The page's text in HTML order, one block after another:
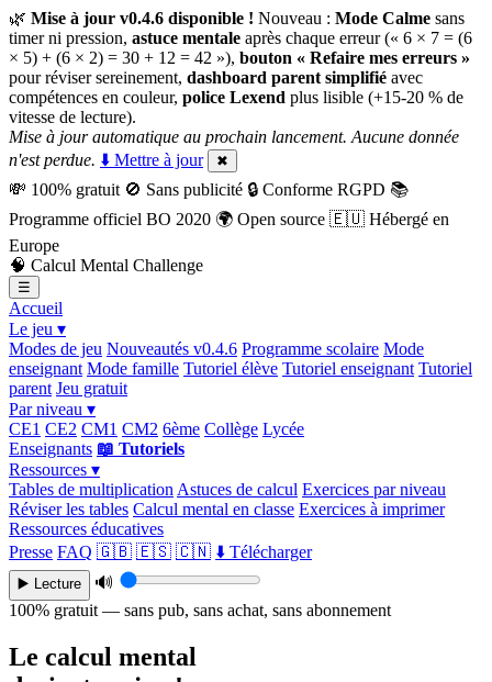
🌿 Mise à jour v0.4.6 disponible ! Nouveau : Mode Calme sans
timer ni pression, astuce mentale après chaque erreur (« 6 × 7 = (6
× 5) + (6 × 2) = 30 + 12 = 42 »), bouton « Refaire mes erreurs »
pour réviser sereinement, dashboard parent simplifié avec
compétences en couleur, police Lexend plus lisible (+15-20 % de
vitesse de lecture).
Mise à jour automatique au prochain lancement. Aucune donnée
n'est perdue. ⬇️ Mettre à jour ✖
💸 100% gratuit 🚫 Sans publicité 🔒 Conforme RGPD 📚
Programme officiel BO 2020 🌍 Open source 🇪🇺 Hébergé en
Europe
🧠 Calcul Mental Challenge
☰
Accueil
Le jeu ▾
Modes de jeu Nouveautés v0.4.6 Programme scolaire Mode
enseignant Mode famille Tutoriel élève Tutoriel enseignant Tutoriel
parent Jeu gratuit
Par niveau ▾
CE1 CE2 CM1 CM2 6ème Collège Lycée
Enseignants 📖 Tutoriels
Ressources ▾
Tables de multiplication Astuces de calcul Exercices par niveau
Réviser les tables Calcul mental en classe Exercices à imprimer
Ressources éducatives
Presse FAQ 🇬🇧 🇪🇸 🇨🇳 ⬇️ Télécharger
▶️ Lecture
🔊
100% gratuit — sans pub, sans achat, sans abonnement
Le calcul mental